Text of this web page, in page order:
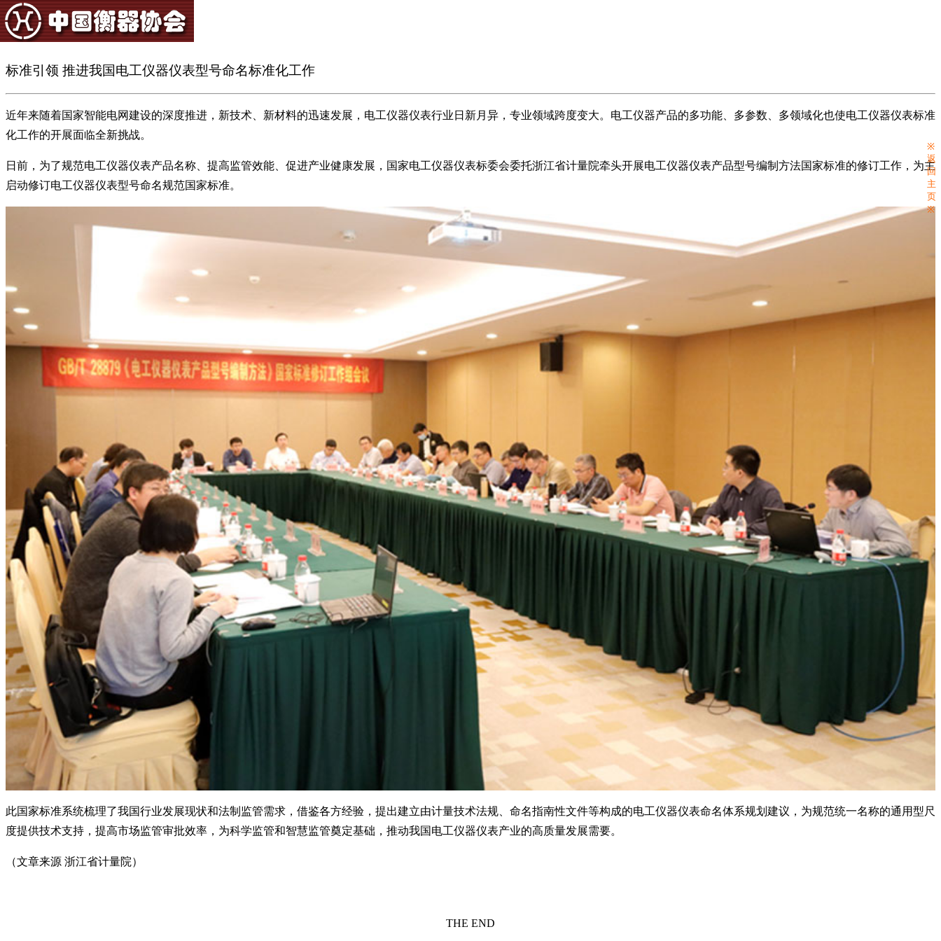
标准引领 推进我国电工仪器仪表型号命名标准化工作
近年来随着国家智能电网建设的深度推进，新技术、新材料的迅速发展，电工仪器仪表行业日新月异，专业领域跨度变大。电工仪器产品的多功能、多参数、多领域化也使电工仪器仪表标准
化工作的开展面临全新挑战。
日前，为了规范电工仪器仪表产品名称、提高监管效能、促进产业健康发展，国家电工仪器仪表标委会委托浙江省计量院牵头开展电工仪器仪表产品型号编制方法国家标准的修订工作，为主
启动修订电工仪器仪表型号命名规范国家标准。
此国家标准系统梳理了我国行业发展现状和法制监管需求，借鉴各方经验，提出建立由计量技术法规、命名指南性文件等构成的电工仪器仪表命名体系规划建议，为规范统一名称的通用型尺
度提供技术支持，提高市场监管审批效率，为科学监管和智慧监管奠定基础，推动我国电工仪器仪表产业的高质量发展需要。
（文章来源 浙江省计量院）
THE END
※
返
回
主
页
※